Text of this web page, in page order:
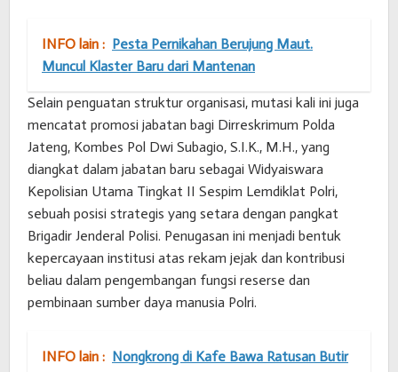
INFO lain : Pesta Pernikahan Berujung Maut.
Muncul Klaster Baru dari Mantenan
Selain penguatan struktur organisasi, mutasi kali ini juga
mencatat promosi jabatan bagi Dirreskrimum Polda
Jateng, Kombes Pol Dwi Subagio, S.I.K., M.H., yang
diangkat dalam jabatan baru sebagai Widyaiswara
Kepolisian Utama Tingkat II Sespim Lemdiklat Polri,
sebuah posisi strategis yang setara dengan pangkat
Brigadir Jenderal Polisi. Penugasan ini menjadi bentuk
kepercayaan institusi atas rekam jejak dan kontribusi
beliau dalam pengembangan fungsi reserse dan
pembinaan sumber daya manusia Polri.
INFO lain : Nongkrong di Kafe Bawa Ratusan Butir